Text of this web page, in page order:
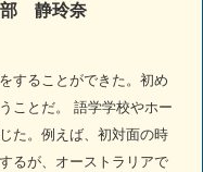
静玲奈
することができた。初め
ことだ。 語学学校やホー
た。例えば、初対面の時
るが、オーストラリアで